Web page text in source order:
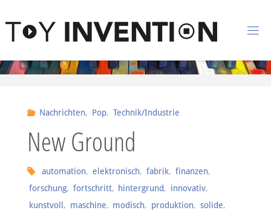
O
Y
Nachrichten, Pop, Technik/Industrie
New Ground
automation, elektronisch, fabrik, finanzen,
forschung, fortschritt, hintergrund, innovativ,
kunstvoll , maschine, modisch, produktion, solide,